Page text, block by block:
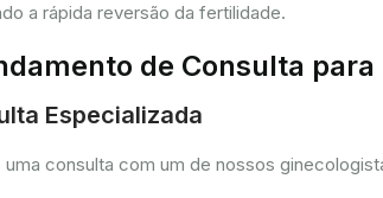
a rápida reversão da fertilidade.
de Consulta
Especializada
uma consulta com um de nossos